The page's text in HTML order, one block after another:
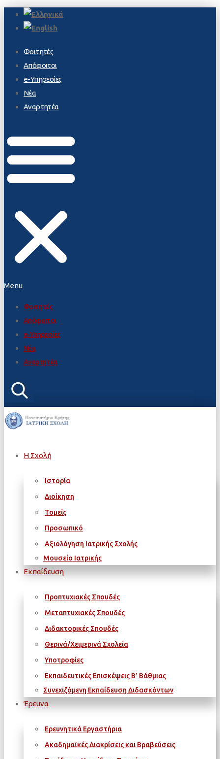
Φοιτητές
Απόφοιτοι
e-Υπηρεσίες
Νέα
Αναρτητέα
Menu
Φοιτητές
Απόφοιτοι
e-Υπηρεσίες
Νέα
Αναρτητέα
Η Σχολή
Ιστορία
Διοίκηση
Τομείς
Προσωπικό
Αξιολόγηση Ιατρικής Σχολής
Μουσείο Ιατρικής
Εκπαίδευση
Προπτυχιακές Σπουδές
Μεταπτυχιακές Σπουδές
Διδακτορικές Σπουδές
Θερινά/Χειμερινά Σχολεία
Υποτροφίες
Εκπαιδευτικές Επισκέψεις Β’ Βάθμιας
Συνεχιζόμενη Εκπαίδευση Διδασκόντων
Έρευνα
Ερευνητικά Εργαστήρια
Ακαδημαϊκές Διακρίσεις και Βραβεύσεις